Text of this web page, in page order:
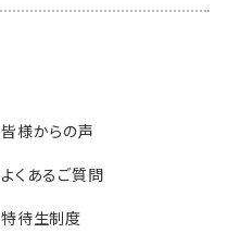
皆様からの声
よくあるご質問
特待生制度